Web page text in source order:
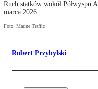
Ruch statków wokół Półwyspu
marca 2026
Foto: Marine Traffic
Robert Przybylski